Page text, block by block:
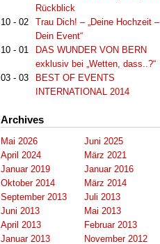
Rückblick
10 - 02
Trau Dich! – „Deine Hochzeit –
Dein Event“
10 - 01
DAS WUNDER VON BERN
exklusiv bei „Wetten, dass..?“
03 - 03
BEST OF EVENTS
INTERNATIONAL 2014
Archives
Mai 2026
Juni 2025
April 2024
März 2021
Januar 2019
Januar 2016
Oktober 2014
März 2014
September 2013
Juli 2013
Juni 2013
Mai 2013
April 2013
Februar 2013
Januar 2013
November 2012